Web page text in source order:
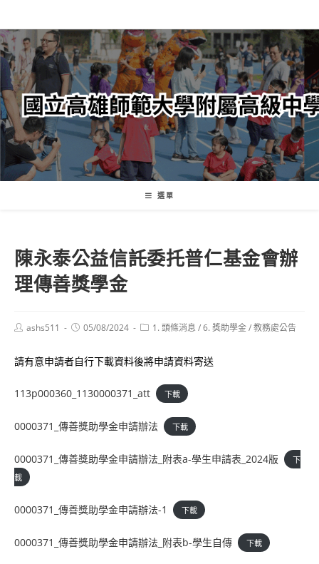
轉
至
主
內
容
選單
陳永泰公益信託委托普仁基金會辦
理傳善獎學金
Postashs511
Post05/08/2024
Post1. 頭條消息 /6. 獎助學金/教務處公告
請有意申請者自行下載資料後將申請資料寄送
113p000360_1130000371_att 下載
0000371_傳善獎助學金申請辦法 下載
0000371_傳善獎助學金申請辦法_附表a-學生申請表_2024版
下
載
0000371_傳善獎助學金申請辦法-1 下載
0000371_傳善獎助學金申請辦法_附表b-學生自傳 下載